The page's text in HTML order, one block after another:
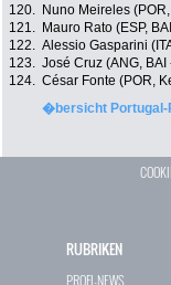
120.
Nuno Meireles
121.
Mauro Rato (ESP,
122. Alessio Gasparini
123. José Cruz (ANG,
124. César Fonte (POR,
�bersicht Portugal-
RUBRIKEN
PROFI-NEWS